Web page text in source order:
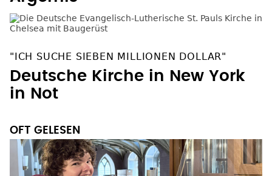
Ärgernis
"ICH SUCHE SIEBEN MILLIONEN DOLLAR"
Deutsche Kirche in New York
OFT GELESEN